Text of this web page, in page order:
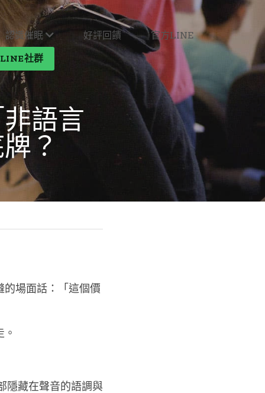
認識催眠 好評回饋 官方LINE
LINE社群
語言
？
場面話：「這個價
隱藏在聲音的語調與